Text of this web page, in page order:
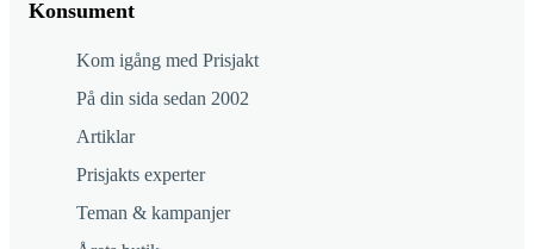
Konsument
Kom igång med Prisjakt
På din sida sedan 2002
Artiklar
Prisjakts experter
Teman & kampanjer